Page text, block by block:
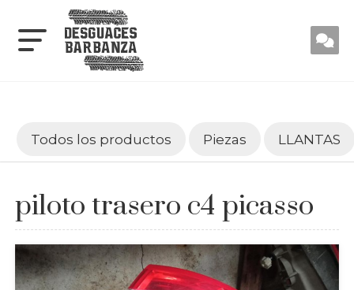
Todos los productos Piezas LLANTAS
piloto trasero c4 picasso